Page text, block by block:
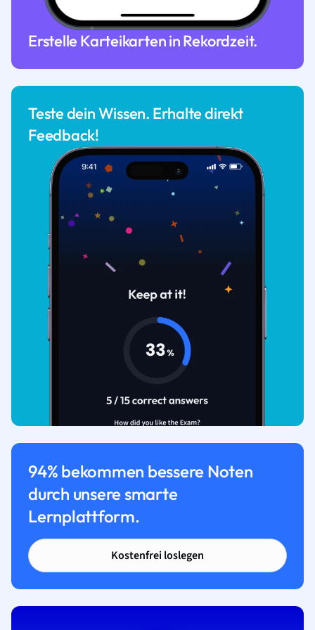
Erstelle Karteikarten in Rekordzeit.
Teste dein Wissen. Erhalte direkt
Feedback!
94% bekommen bessere Noten
durch unsere smarte
Lernplattform.
Kostenfrei loslegen